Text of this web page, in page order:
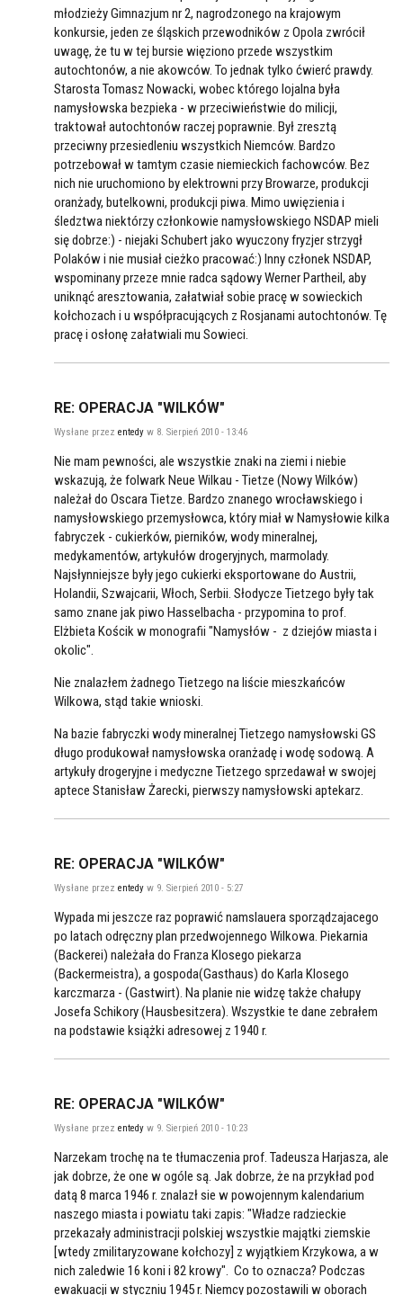
młodzieży Gimnazjum nr 2, nagrodzonego na krajowym
konkursie, jeden ze śląskich przewodników z Opola zwrócił
uwagę, że tu w tej bursie więziono przede wszystkim
autochtonów, a nie akowców. To jednak tylko ćwierć prawdy.
Starosta Tomasz Nowacki, wobec którego lojalna była
namysłowska bezpieka - w przeciwieństwie do milicji,
traktował autochtonów raczej poprawnie. Był zresztą
przeciwny przesiedleniu wszystkich Niemców. Bardzo
potrzebował w tamtym czasie niemieckich fachowców. Bez
nich nie uruchomiono by elektrowni przy Browarze, produkcji
oranżady, butelkowni, produkcji piwa. Mimo uwięzienia i
śledztwa niektórzy członkowie namysłowskiego NSDAP mieli
się dobrze:) - niejaki Schubert jako wyuczony fryzjer strzygł
Polaków i nie musiał cieżko pracować:) Inny członek NSDAP,
wspominany przeze mnie radca sądowy Werner Partheil, aby
uniknąć aresztowania, załatwiał sobie pracę w sowieckich
kołchozach i u współpracujących z Rosjanami autochtonów. Tę
pracę i osłonę załatwiali mu Sowieci.
RE: OPERACJA "WILKÓW"
Wysłane przez entedy w 8. Sierpień 2010 - 13:46
Nie mam pewności, ale wszystkie znaki na ziemi i niebie
wskazują, że folwark Neue Wilkau - Tietze (Nowy Wilków)
należał do Oscara Tietze. Bardzo znanego wrocławskiego i
namysłowskiego przemysłowca, który miał w Namysłowie kilka
fabryczek - cukierków, pierników, wody mineralnej,
medykamentów, artykułów drogeryjnych, marmolady.
Najsłynniejsze były jego cukierki eksportowane do Austrii,
Holandii, Szwajcarii, Włoch, Serbii. Słodycze Tietzego były tak
samo znane jak piwo Hasselbacha - przypomina to prof.
Elżbieta Kościk w monografii "Namysłów - z dziejów miasta i
okolic".
Nie znalazłem żadnego Tietzego na liście mieszkańców
Wilkowa, stąd takie wnioski.
Na bazie fabryczki wody mineralnej Tietzego namysłowski GS
długo produkował namysłowska oranżadę i wodę sodową. A
artykuły drogeryjne i medyczne Tietzego sprzedawał w swojej
aptece Stanisław Żarecki, pierwszy namysłowski aptekarz.
RE: OPERACJA "WILKÓW"
Wysłane przez entedy w 9. Sierpień 2010 - 5:27
Wypada mi jeszcze raz poprawić namslauera sporządzajacego
po latach odręczny plan przedwojennego Wilkowa. Piekarnia
(Backerei) należała do Franza Klosego piekarza
(Backermeistra), a gospoda(Gasthaus) do Karla Klosego
karczmarza - (Gastwirt). Na planie nie widzę także chałupy
Josefa Schikory (Hausbesitzera). Wszystkie te dane zebrałem
na podstawie książki adresowej z 1940 r.
RE: OPERACJA "WILKÓW"
Wysłane przez entedy w 9. Sierpień 2010 - 10:23
Narzekam trochę na te tłumaczenia prof. Tadeusza Harjasza, ale
jak dobrze, że one w ogóle są. Jak dobrze, że na przykład pod
datą 8 marca 1946 r. znalazł sie w powojennym kalendarium
naszego miasta i powiatu taki zapis: "Władze radzieckie
przekazały administracji polskiej wszystkie majątki ziemskie
[wtedy zmilitaryzowane kołchozy] z wyjątkiem Krzykowa, a w
nich zaledwie 16 koni i 82 krowy". Co to oznacza? Podczas
ewakuacji w styczniu 1945 r. Niemcy pozostawili w oborach